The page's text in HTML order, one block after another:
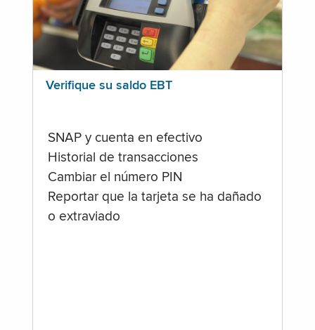
Verifique su saldo EBT
SNAP y cuenta en efectivo
Historial de transacciones
Cambiar el número PIN
Reportar que la tarjeta se ha dañado
o extraviado